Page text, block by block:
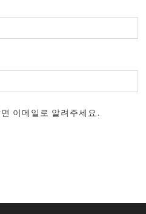
이메일로 알려주세요.